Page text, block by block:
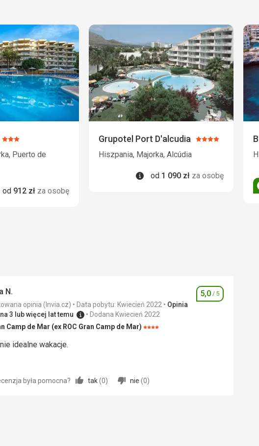
Ocena:
3/5Puerto de
od 912 zł za osobę
Grupotel Port D'alcudia Ocena:
Hiszpania, Majorka, Alcúdia
Informacje
od 1 090 zł za osobę
N.
Ocena
5,0 / 5
Zweryfikowana opinia (Invia.cz) Data pobytu: Kwiecień 2022
Opinia
3 lub więcej lat temu
Dodana Kwiecień 2022
Camp de Mar (ex ROC Gran Camp de Mar) Ocena:
idealne wakacje.
idealne wakacje.
była pomocna?
tak (0) nie (0)